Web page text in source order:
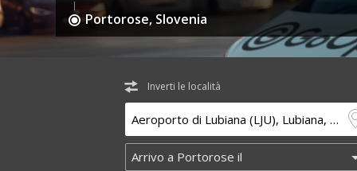
Portorose, Slovenia
Inverti le località